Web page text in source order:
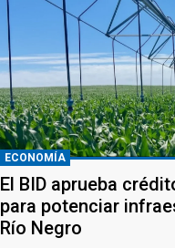
ECONOMÍA
El BID aprueba
para potenciar
Río Negro